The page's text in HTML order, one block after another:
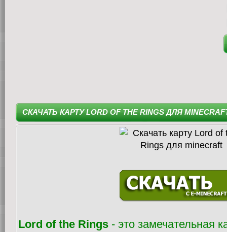
СКАЧАТЬ КАРТУ LORD OF THE RINGS ДЛЯ
Lord of the Rings - это замечательная